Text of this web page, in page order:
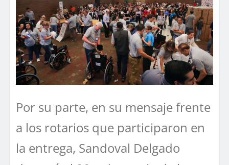
Por su parte, en su mensaje frente
a los rotarios que participaron en
la entrega, Sandoval Delgado